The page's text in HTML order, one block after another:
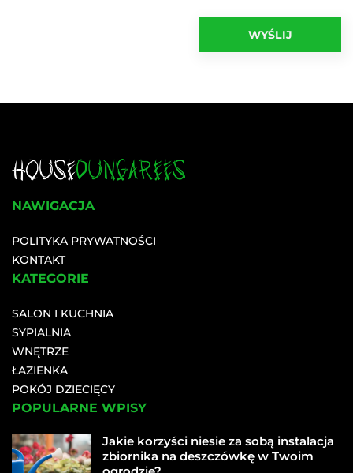
NAWIGACJA
POLITYKA PRYWATNOŚCI
KONTAKT
KATEGORIE
SALON I KUCHNIA
SYPIALNIA
WNĘTRZE
ŁAZIENKA
POKÓJ DZIECIĘCY
POPULARNE WPISY
Jakie korzyści niesie za sobą instalacja
zbiornika na deszczówkę w Twoim